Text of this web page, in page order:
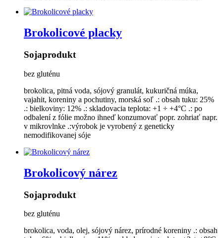
Brokolicové placky
Sojaprodukt
bez gluténu
brokolica, pitná voda, sójový granulát, kukuričná múka,
vajahit, koreniny a pochutiny, morská soľ .: obsah tuku: 25%
.: bielkoviny: 12% .: skladovacia teplota: +1 ÷ +4°C .: po
odbalení z fólie možno ihneď konzumovať popr. zohriať napr.
v mikrovlnke .:výrobok je vyrobený z geneticky
nemodifikovanej sóje
Brokolicový nárez
Sojaprodukt
bez gluténu
brokolica, voda, olej, sójový nárez, prírodné koreniny .: obsah